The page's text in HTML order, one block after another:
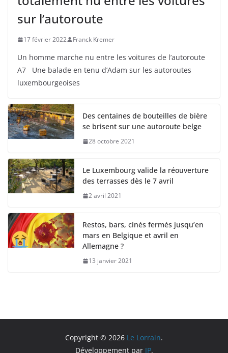
sur l’autoroute
17 février 2022 Franck Kremer
Un homme marche nu entre les voitures de l’autoroute
A7 Une balade en tenu d’Adam sur les autoroutes
luxembourgeoises
Des centaines de bouteilles de bière
se brisent sur une autoroute belge
28 octobre 2021
Le Luxembourg valide la réouverture
des terrasses dès le 7 avril
2 avril 2021
Restos, bars, cinés fermés jusqu’en
mars en Belgique et avril en
Allemagne ?
13 janvier 2021
Copyright © 2026 Le Lorrain.
Développement par JP.